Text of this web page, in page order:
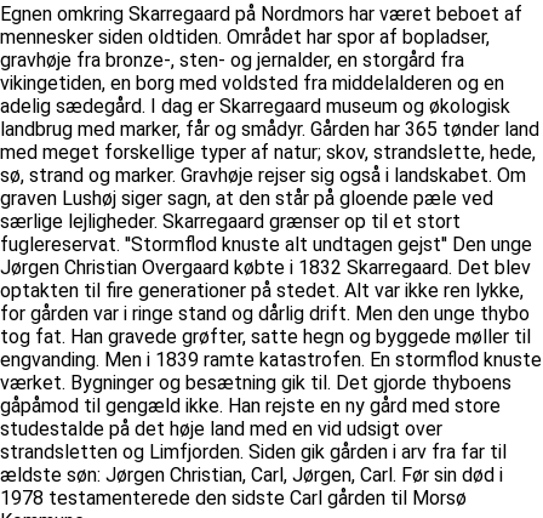
Egnen omkring Skarregaard på Nordmors har været beboet af
mennesker siden oldtiden. Området har spor af bopladser,
gravhøje fra bronze-, sten- og jernalder, en storgård fra
vikingetiden, en borg med voldsted fra middelalderen og en
adelig sædegård. I dag er Skarregaard museum og økologisk
landbrug med marker, får og smådyr. Gården har 365 tønder land
med meget forskellige typer af natur; skov, strandslette, hede,
sø, strand og marker. Gravhøje rejser sig også i landskabet. Om
graven Lushøj siger sagn, at den står på gloende pæle ved
særlige lejligheder. Skarregaard grænser op til et stort
fuglereservat. ''Stormflod knuste alt undtagen gejst'' Den unge
Jørgen Christian Overgaard købte i 1832 Skarregaard. Det blev
optakten til fire generationer på stedet. Alt var ikke ren lykke,
for gården var i ringe stand og dårlig drift. Men den unge thybo
tog fat. Han gravede grøfter, satte hegn og byggede møller til
engvanding. Men i 1839 ramte katastrofen. En stormflod knuste
værket. Bygninger og besætning gik til. Det gjorde thyboens
gåpåmod til gengæld ikke. Han rejste en ny gård med store
studestalde på det høje land med en vid udsigt over
strandsletten og Limfjorden. Siden gik gården i arv fra far til
ældste søn: Jørgen Christian, Carl, Jørgen, Carl. Før sin død i
1978 testamenterede den sidste Carl gården til Morsø